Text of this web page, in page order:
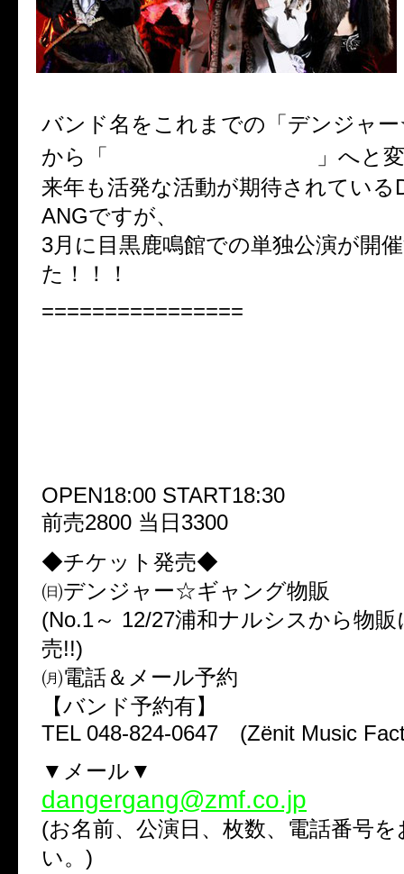
バンド名をこれまでの「デンジャ
から「
」へと
来年も活発な活動が期待されてい
ANGですが、
3月に目黒鹿鳴館での単独公演が開
た！！！
================
OPEN18:00 START18:30
前売2800 当日3300
◆チケット発売◆
㈰デンジャー☆ギャング物販
(No.1～ 12/27浦和ナルシスから物
売!!)
㈪電話＆メール予約
【バンド予約有】
TEL 048-824-0647 (Zёnit Music
▼メール▼
dangergang@zmf.co.jp
(お名前、公演日、枚数、電話番号
い。)